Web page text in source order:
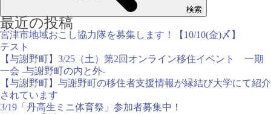
検索
最近の投稿
宮津市地域おこし協力隊を募集します！【10/10(金)〆】
テスト
【与謝野町】3/25（土）第2回オンライン移住イベント 一期
一会 -与謝野町の内と外-
【与謝野町】与謝野町の移住者支援情報が縁結び大学にて紹介
されています
3/19「丹高生ミニ体育祭」参加者募集中！